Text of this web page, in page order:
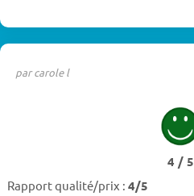
par carole l
4 / 5
Rapport qualité/prix : 4/5